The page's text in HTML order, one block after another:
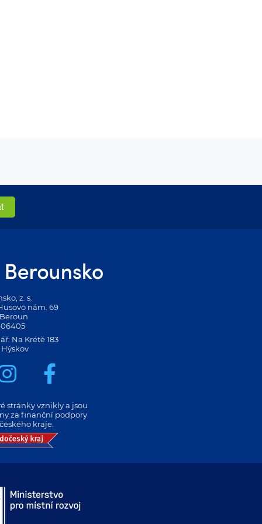
z. s.
nám. 69
Na Krétě 183
stránky vznikly a jsou
za finanční podpory
kraje.